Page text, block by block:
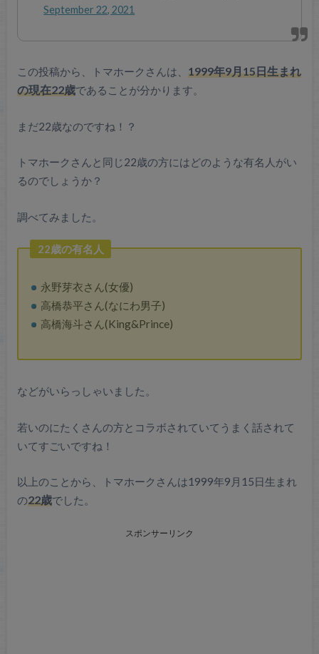
September 22, 2021
この投稿から、トマホークさんは、 1999年9月15日生まれ
の現在22歳であることが分かります。
まだ22歳なのですね！？
トマホークさんと同じ22歳の方にはどのような有名人がい
るのでしょうか？
調べてみました。
22歳の有名人
永野芽衣さん(女優)
高橋恭平さん(なにわ男子)
高橋海斗さん(King&Prince)
などがいらっしゃいました。
若いのにたくさんの方とコラボされていてうまく話されて
いてすごいですね！
以上のことから、トマホークさんは1999年9月15日生まれ
の22歳でした。
スポンサーリンク